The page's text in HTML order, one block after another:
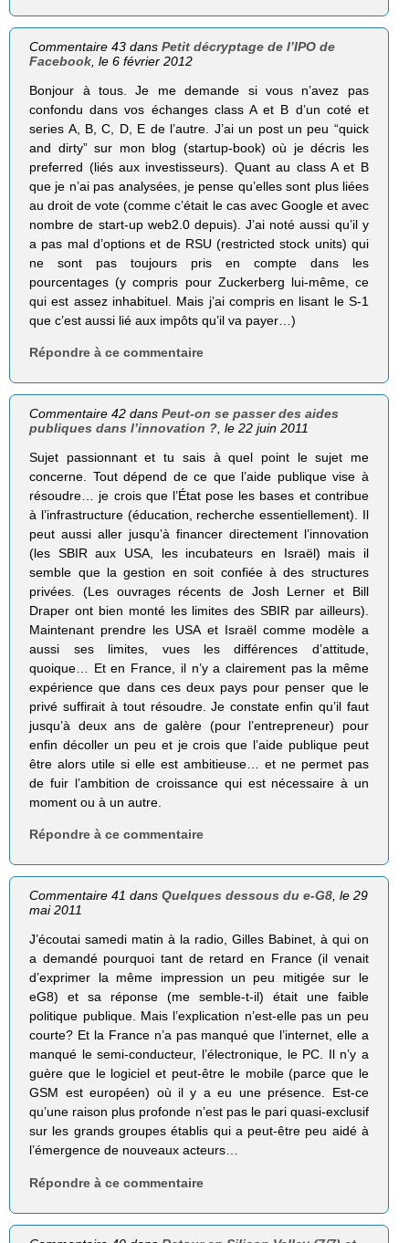
Commentaire 43 dansPetit décryptage de l’IPO de
Facebook , le 6 février 2012
Bonjour à tous. Je me demande si vous n’avez pas
confondu dans vos échanges class A et B d’un coté et
series A, B, C, D, E de l’autre. J’ai un post un peu “quick
and dirty” sur mon blog (startup-book) où je décris les
preferred (liés aux investisseurs). Quant au class A et B
que je n’ai pas analysées, je pense qu’elles sont plus liées
au droit de vote (comme c’était le cas avec Google et avec
nombre de start-up web2.0 depuis). J’ai noté aussi qu’il y
a pas mal d’options et de RSU (restricted stock units) qui
ne sont pas toujours pris en compte dans les
pourcentages (y compris pour Zuckerberg lui-même, ce
qui est assez inhabituel. Mais j’ai compris en lisant le S-1
que c’est aussi lié aux impôts qu’il va payer…)
Répondre à ce commentaire
Commentaire 42 dansPeut-on se passer des aides
publiques dans l’innovation ? , le 22 juin 2011
Sujet passionnant et tu sais à quel point le sujet me
concerne. Tout dépend de ce que l’aide publique vise à
résoudre… je crois que l’État pose les bases et contribue
à l’infrastructure (éducation, recherche essentiellement). Il
peut aussi aller jusqu’à financer directement l’innovation
(les SBIR aux USA, les incubateurs en Israël) mais il
semble que la gestion en soit confiée à des structures
privées. (Les ouvrages récents de Josh Lerner et Bill
Draper ont bien monté les limites des SBIR par ailleurs).
Maintenant prendre les USA et Israël comme modèle a
aussi ses limites, vues les différences d’attitude,
quoique… Et en France, il n’y a clairement pas la même
expérience que dans ces deux pays pour penser que le
privé suffirait à tout résoudre. Je constate enfin qu’il faut
jusqu’à deux ans de galère (pour l’entrepreneur) pour
enfin décoller un peu et je crois que l’aide publique peut
être alors utile si elle est ambitieuse… et ne permet pas
de fuir l’ambition de croissance qui est nécessaire à un
moment ou à un autre.
Répondre à ce commentaire
Commentaire 41 dansQuelques dessous du e-G8, le 29
mai 2011
J’écoutai samedi matin à la radio, Gilles Babinet, à qui on
a demandé pourquoi tant de retard en France (il venait
d’exprimer la même impression un peu mitigée sur le
eG8) et sa réponse (me semble-t-il) était une faible
politique publique. Mais l’explication n’est-elle pas un peu
courte? Et la France n’a pas manqué que l’internet, elle a
manqué le semi-conducteur, l’électronique, le PC. Il n’y a
guère que le logiciel et peut-être le mobile (parce que le
GSM est européen) où il y a eu une présence. Est-ce
qu’une raison plus profonde n’est pas le pari quasi-exclusif
sur les grands groupes établis qui a peut-être peu aidé à
l’émergence de nouveaux acteurs…
Répondre à ce commentaire